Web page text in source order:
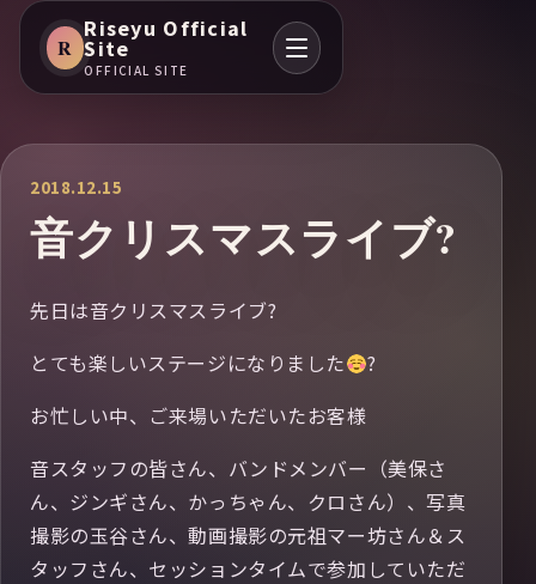
R
Riseyu Official
Site
OFFICIAL SITE
2018.12.15
音クリスマスライブ?
先日は音クリスマスライブ?
とても楽しいステージになりました
?
お忙しい中、ご来場いただいたお客様
音スタッフの皆さん、バンドメンバー（美保さ
ん、ジンギさん、かっちゃん、クロさん）、写真
撮影の玉谷さん、動画撮影の元祖マー坊さん＆ス
タッフさん、セッションタイムで参加していただ